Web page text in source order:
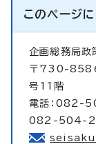
このページ
企画総務局
〒730-8586
号11階
電話：082-
082-504-